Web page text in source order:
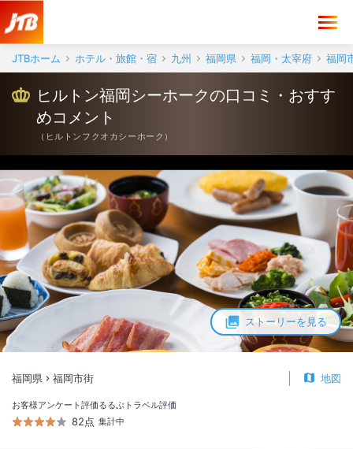
JTBホーム ホテル・旅館・宿 九州 福岡県 福岡・太宰府 福岡
ストーリーを見る
ヒルトン福岡シーホークの口コミ・おすす
めコメント
（ ヒルトンフクオカシーホーク ）
福岡県 福岡市街 地図
お客様アンケート評価
82点
るるぶトラベル評価
集計中